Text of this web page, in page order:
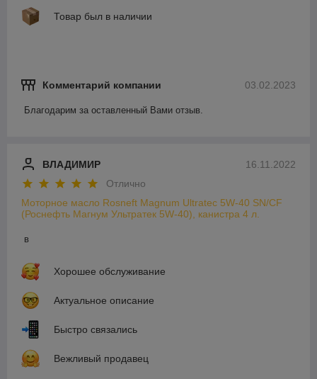
Товар был в наличии
03.02.2023
Комментарий компании
Благодарим за оставленный Вами отзыв.
16.11.2022
ВЛАДИМИР
Отлично
Моторное масло Rosneft Magnum Ultratec 5W-40 SN/CF
(Роснефть Магнум Ультратек 5W-40), канистра 4 л.
в
Хорошее обслуживание
Актуальное описание
Быстро связались
Вежливый продавец